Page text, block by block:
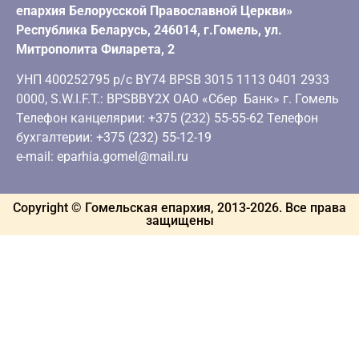
епархия Белорусской Православной Церкви»
Республика Беларусь, 246014, г.Гомель, ул.
Митрополита Филарета, 2
УНП 400252795 р/с BY74 BPSB 3015 1113 0401 2933
0000, S.W.I.F.T.: BPSBBY2X ОАО «Сбер Банк» г. Гомель
Телефон канцелярии: +375 (232) 55-55-62 Телефон
бухгалтерии: +375 (232) 55-12-19
e-mail: eparhia.gomel@mail.ru
Copyright © Гомельская епархия, 2013-2026. Все права
защищены